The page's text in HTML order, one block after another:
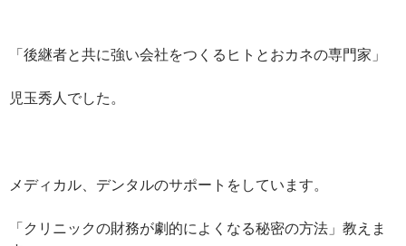
「後継者と共に強い会社をつくるヒトとおカネの専門家」
児玉秀人でした。
メディカル、デンタルのサポートをしています。
「クリニックの財務が劇的によくなる秘密の方法」教えま